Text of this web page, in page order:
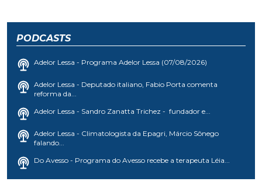
PODCASTS
Adelor Lessa - Programa Adelor Lessa (07/08/2026)
Adelor Lessa - Deputado italiano, Fabio Porta comenta
reforma da...
Adelor Lessa - Sandro Zanatta Trichez - fundador e...
Adelor Lessa - Climatologista da Epagri, Márcio Sônego
falando...
Do Avesso - Programa do Avesso recebe a terapeuta Léia...